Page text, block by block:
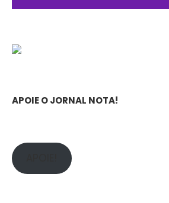
APOIE O JORNAL NOTA!